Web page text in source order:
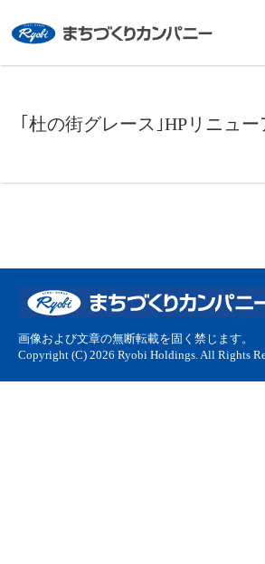
｢杜の街グレース｣HPリニュー
画像および文章の無断転載を固く禁じます。
Copyright (C) 2026 Ryobi Holdings. All Rights